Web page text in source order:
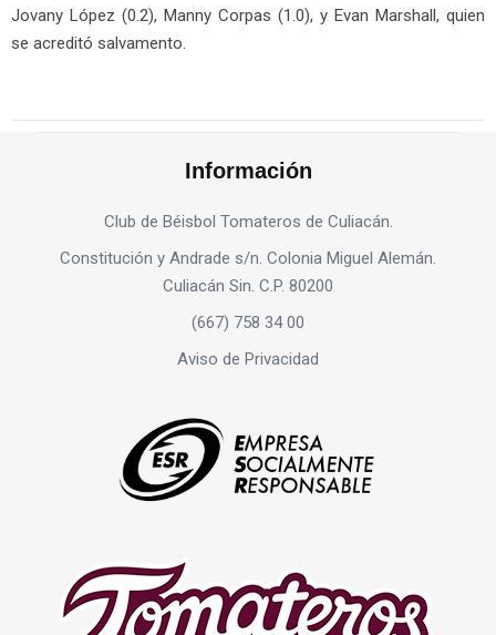
Jovany López (0.2), Manny Corpas (1.0), y Evan Marshall, quien
se acreditó salvamento.
Información
Club de Béisbol Tomateros de Culiacán.
Constitución y Andrade s/n. Colonia Miguel Alemán.
Culiacán Sin. C.P. 80200
(667) 758 34 00
Aviso de Privacidad